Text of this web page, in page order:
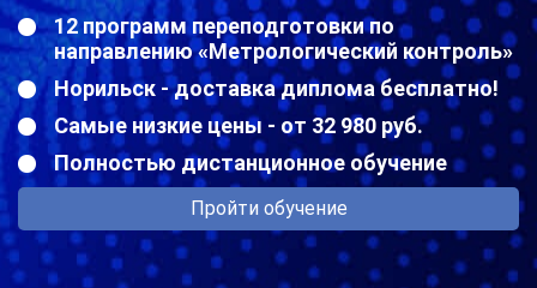
12 программ переподготовки по
направлению «Метрологический контроль»
Норильск - доставка диплома бесплатно!
Самые низкие цены - от 32 980 руб.
Полностью дистанционное обучение
Пройти обучение